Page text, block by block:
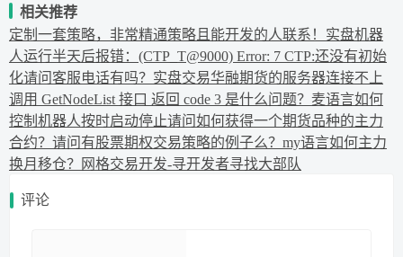
相关推荐
定制一套策略，非常精通策略且能开发的人联系！ 实盘机器
人运行半天后报错：(CTP_T@9000) Error: 7 CTP:还没有初始
化请问客服电话有吗？实盘交易华融期货的服务器连接不上
调用 GetNodeList 接口 返回 code 3 是什么问题？ 麦语言如何
控制机器人按时启动停止请问如何获得一个期货品种的主力
合约？ 请问有股票期权交易策略的例子么？ my语言如何主力
换月移仓？
网格交易开发-寻开发者寻找大部队
评论